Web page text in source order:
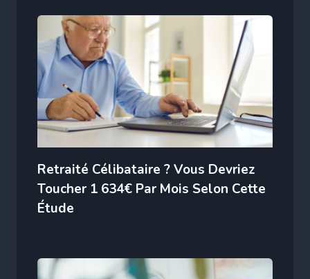
Retraité Célibataire ? Vous Devriez
Toucher 1 634€ Par Mois Selon Cette
Étude